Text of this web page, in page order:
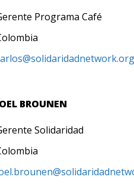
Programa Café
BROUNEN
Solidaridad